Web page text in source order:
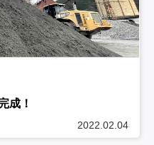
成！
2022.02.04